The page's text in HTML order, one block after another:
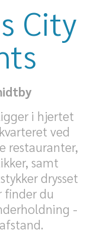
City
i hjertet
ved
restauranter,
samt
drysset
finder du
-